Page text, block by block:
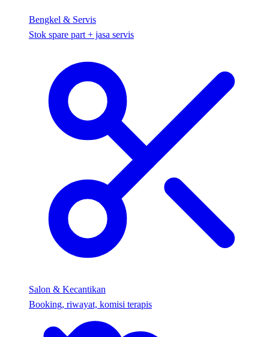
Bengkel & Servis
Stok spare part + jasa servis
Salon & Kecantikan
Booking, riwayat, komisi terapis